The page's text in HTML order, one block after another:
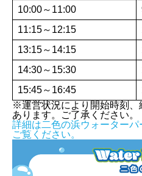
10:00～11:00
11:15～12:15
13:15～14:15
14:30～15:30
15:45～16:45
※運営状況により開始時刻、
あります。ご了承ください。
詳細は二色の浜ウォーター
ご覧ください。